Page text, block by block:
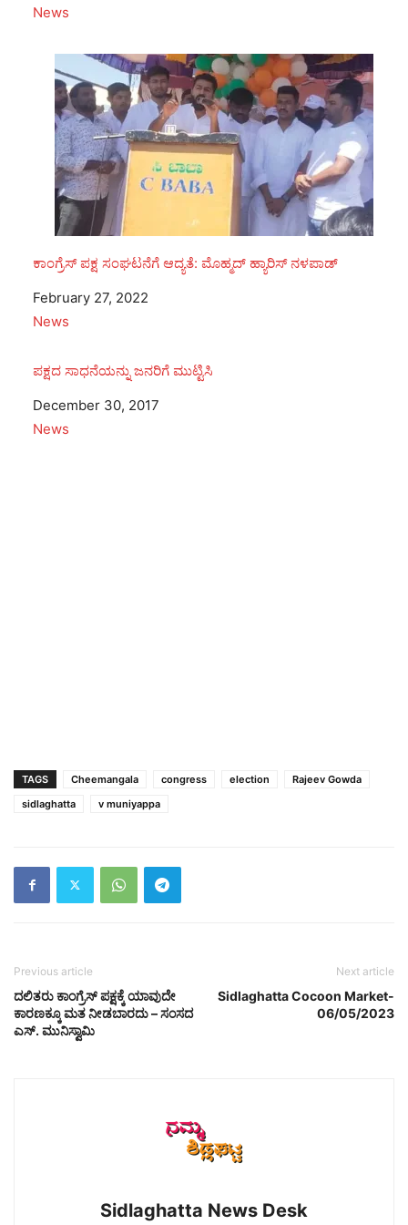
In relation to
News
ಕಾಂಗ್ರೆಸ್ ಪಕ್ಷ ಸಂಘಟನೆಗೆ ಆದ್ಯತೆ: ಮೊಹ್ಮದ್ ಹ್ಯಾರಿಸ್ ನಳಪಾಡ್
Date
February 27, 2022
In relation to
News
ಪಕ್ಷದ ಸಾಧನೆಯನ್ನು ಜನರಿಗೆ ಮುಟ್ಟಿಸಿ
Date
December 30, 2017
In relation to
News
TAGS Cheemangala congress election
Rajeev Gowda
sidlaghatta
v muniyappa
Previous article
ದಲಿತರು ಕಾಂಗ್ರೆಸ್ ಪಕ್ಷಕ್ಕೆ ಯಾವುದೇ
ಕಾರಣಕ್ಕೂ ಮತ ನೀಡಬಾರದು – ಸಂಸದ
ಎಸ್. ಮುನಿಸ್ವಾಮಿ
Next article
Sidlaghatta Cocoon Market-
06/05/2023
Sidlaghatta News Desk